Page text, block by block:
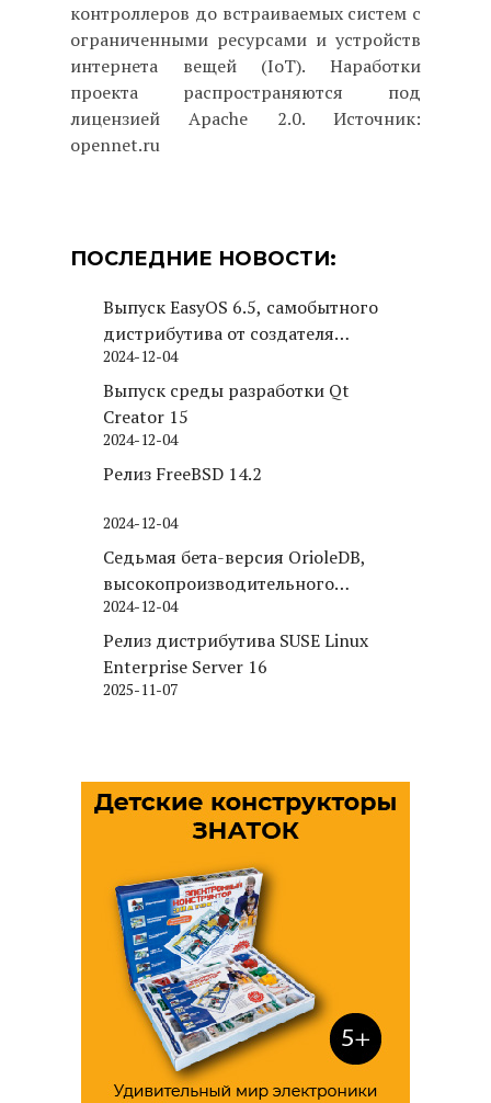
контроллеров до встраиваемых систем с
ограниченными ресурсами и устройств
интернета вещей (IoT). Наработки
проекта распространяются под
лицензией Apache 2.0. Источник:
opennet.ru
ПОСЛЕДНИЕ НОВОСТИ:
Выпуск EasyOS 6.5, самобытного
дистрибутива от создателя
Puppy Linux
2024-12-04
Выпуск среды разработки Qt
Creator 15
2024-12-04
Релиз FreeBSD 14.2
2024-12-04
Седьмая бета-версия OrioleDB,
высокопроизводительного
движка хранения для PostgreSQL
2024-12-04
Релиз дистрибутива SUSE Linux
Enterprise Server 16
2025-11-07